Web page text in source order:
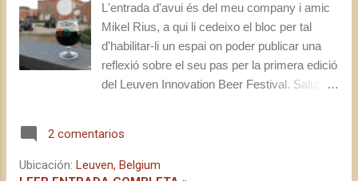
de cinco años decidió hacer una cervecera
dentro de la granja familiar, con criterios de
proximidad y sostenibilidad. El objetivo es
generar en la granja toda la materia prima
Dormaal , hacen unas ...
L'entrada d'avui és del meu company i amic
Mikel Rius, a qui li cedeixo el bloc per tal
d'habilitar-li un espai on poder publicar una
reflexió sobre el seu pas per la primera edició
del Leuven Innovation Beer Festival. Salut i
el seu petit discurs i acabà de repartir els
trossos de pastís. S'havia guardat bé de dir
2 comentarios
Ubicación: Leuven, Belgium